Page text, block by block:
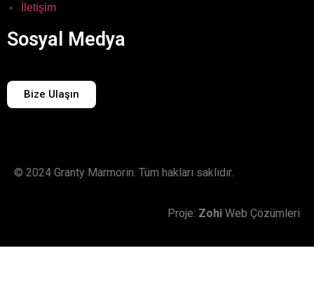
İletişim
Sosyal Medya
Bize Ulaşın
© 2024 Granty Marmorin. Tüm hakları saklıdır.
Proje: Zohi Web Çözümleri